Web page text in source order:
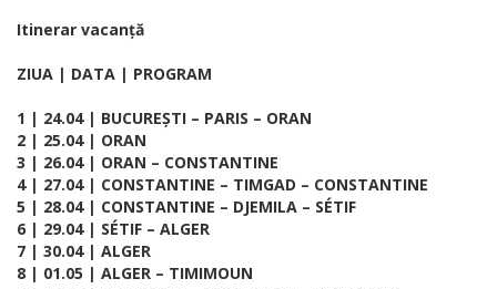
Itinerar vacanță
ZIUA | DATA | PROGRAM
1 | 24.04 | BUCUREȘTI – PARIS – ORAN
2 | 25.04 | ORAN
3 | 26.04 | ORAN – CONSTANTINE
4 | 27.04 | CONSTANTINE – TIMGAD – CONSTANTINE
5 | 28.04 | CONSTANTINE – DJEMILA – SÉTIF
6 | 29.04 | SÉTIF – ALGER
7 | 30.04 | ALGER
8 | 01.05 | ALGER – TIMIMOUN